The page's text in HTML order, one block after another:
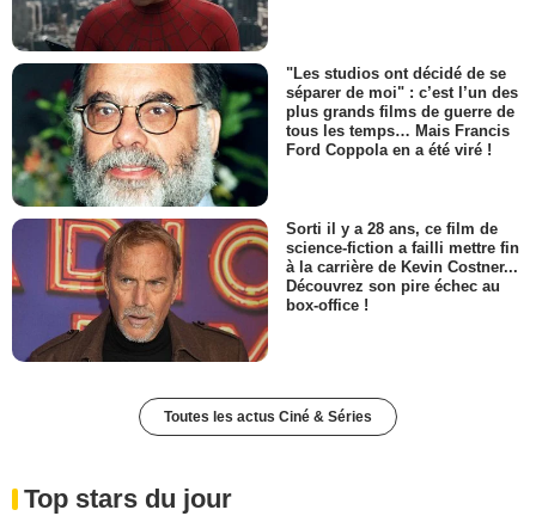
"Les studios ont décidé de se
séparer de moi" : c’est l’un des
plus grands films de guerre de
tous les temps… Mais Francis
Ford Coppola en a été viré !
Sorti il y a 28 ans, ce film de
science-fiction a failli mettre fin
à la carrière de Kevin Costner...
Découvrez son pire échec au
box-office !
Toutes les actus Ciné & Séries
Top stars du jour